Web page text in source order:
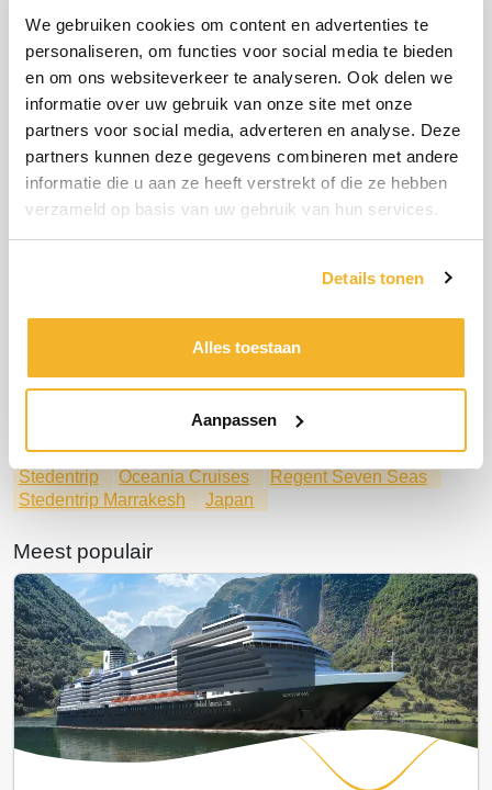
We gebruiken cookies om content en advertenties te
personaliseren, om functies voor social media te bieden
en om ons websiteverkeer te analyseren. Ook delen we
informatie over uw gebruik van onze site met onze
partners voor social media, adverteren en analyse. Deze
partners kunnen deze gegevens combineren met andere
informatie die u aan ze heeft verstrekt of die ze hebben
verzameld op basis van uw gebruik van hun services.
Details tonen
Alles toestaan
Aanpassen
met Holland America Line
Ontdek de verborgen parels
Qatar: Het verborgen juweel van het Arabisch
Schiereiland
De Rhätische Bahn is een spoorlijn die de Alpen op een
spectaculaire manier doorkruist.
Oceania
Brussels Airport Sunair
Tui Excursies
Fly & Cruise Caribbean
de Dominicaanse Republiek
Maak kennis met Seven Seas Prestige
Regen Seven Seas Cruises
Luxe winterse riviercruises
Beleef kerst vroeg dit jaar in Disneyland® Paris
Litouwen
HAL Bijzondere natuur
FOX Reizen
Ga mee met Fox Reizen
Disneyland® Paris
Het beste aanbod van deze week
Special Traffic
Norwegian Cruise Line
Dit zijn je rechten.
Barcelona
Stedentrip
Oceania Cruises
Regent Seven Seas
Stedentrip Marrakesh
Japan
Meest populair